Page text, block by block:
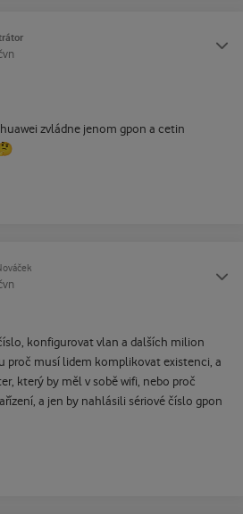
zvládne jenom gpon a cetin
konfigurovat vlan a dalších milion
proč musí lidem komplikovat existenci, a
který by měl v sobě wifi, nebo proč
a jen by nahlásili sériové číslo gpon